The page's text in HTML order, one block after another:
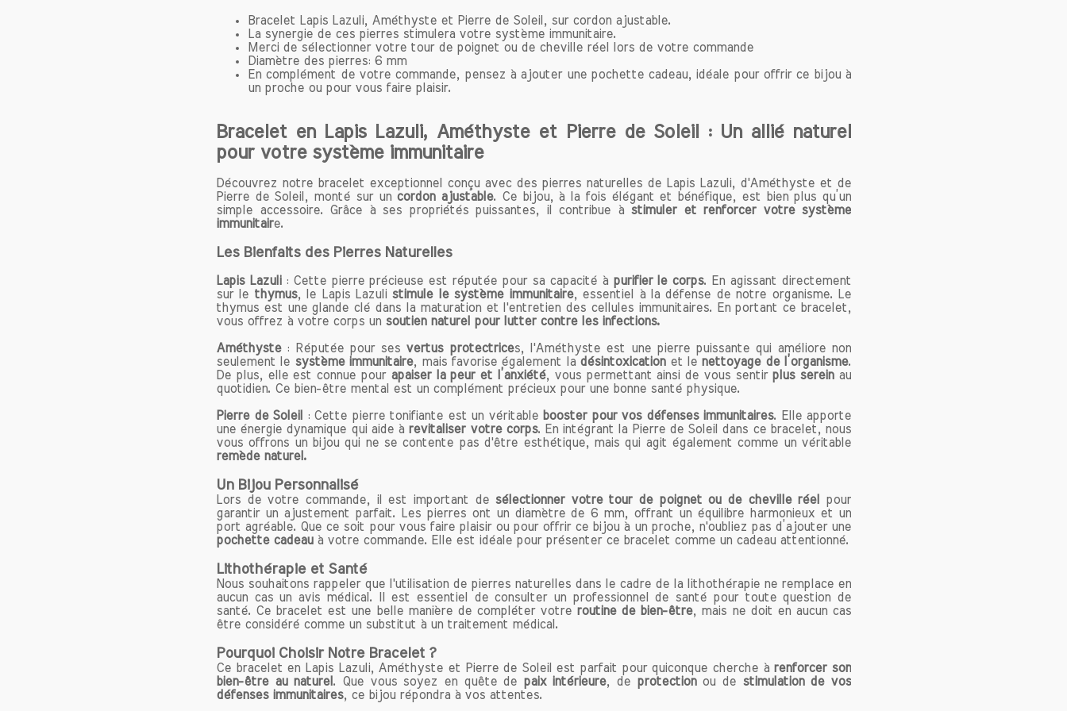
Les chefs-d'œuvre de la Renaissance, notamment les œuvres de
maîtres comme Michel-Ange et Raphaël, témoignent de l'utilisation
du bleu outremer. La valeur du lapis lazuli dépassait alors celle de
l'or, consolidant sa réputation de pierre précieuse d'exception.
Aujourd'hui, dans le domaine de l'art, le lapis lazuli continue
pour son esthétique unique, mais aussi pour sa signification
historique et spirituelle.
également reconnu pour ses vertus en lithothérapie. Cette pratique,
qui repose sur l'utilisation de pierres pour favoriser le bien-être
physique et émotionnel, valorise le lapis lazuli pour ses propriétés
stress, l'amélioration de la communication et l'intensification de
l'intuition. De nombreuses personnes croient que le lapis lazuli est
une pierre de sagesse, capable d'élever la conscience et
d'encourager l'harmonie intérieure.
De nos jours, le lapis lazuli est toujours très prisé, tant par les
collectionneurs de pierres précieuses que par ceux qui s'intéressent
aux pratiques spirituelles et à la lithothérapie. La demande continue
pour cette pierre a conduit à une variété d'applications, allant des
bijoux modernes aux objets décoratifs, tout en préservant son
héritage historique et culturel.
En conclusion, le lapis lazuli est une pierre précieuse dont la beauté
profondément ancrées dans l'histoire et son utilisation variée au fil
des âges, elle reste un symbole de richesse, de sagesse et de
spiritualité. Que ce soit dans l'art, la joaillerie ou comme outil de
bien-être, le lapis lazuli continue d'enchanter et d'inspirer ceux qui le
découvrent. Pour en savoir plus sur cette pierre fascinante,
n'hésitez pas à explorer davantage ses nombreuses facettes et ses
applications dans notre monde contemporain.
Origine et Composition du Lapis Lazuli
lui confère sa couleur bleu profond. Cette pierre peut également
contenir d'autres minéraux tels que la calcite, la pyrite et le sodalite,
ce qui lui donne des nuances dorées et blanches, créant un
Bracelet Lapis Lazuli, Améthyste et Pierre de Soleil, sur cordon ajustable.
La synergie de ces pierres stimulera votre système immunitaire.
Merci de sélectionner votre tour de poignet ou de cheville réel lors de votre commande
Diamètre des pierres: 6 mm
En complément de votre commande, pensez à ajouter une pochette cadeau, idéale pour offrir ce bijou à
un proche ou pour vous faire plaisir.
Bracelet en Lapis Lazuli, Améthyste et Pierre de Soleil : Un allié naturel
pour votre système immunitaire
Découvrez notre bracelet exceptionnel conçu avec des pierres naturelles de Lapis Lazuli, d'Améthyste et de
Pierre de Soleil, monté sur un cordon ajustable. Ce bijou, à la fois élégant et bénéfique, est bien plus qu’un
simple accessoire. Grâce à ses propriétés puissantes, il contribue à stimuler et renforcer votre système
immunitaire.
Les Bienfaits des Pierres Naturelles
Lapis Lazuli: Cette pierre précieuse est réputée pour sa capacité à purifier le corps. En agissant directement
sur le thymus, le Lapis Lazuli stimule le système immunitaire, essentiel à la défense de notre organisme. Le
thymus est une glande clé dans la maturation et l'entretien des cellules immunitaires. En portant ce bracelet,
vous offrez à votre corps un soutien naturel pour lutter contre les infections.
Améthyste: Réputée pour ses vertus protectrices, l'Améthyste est une pierre puissante qui améliore non
seulement le système immunitaire, mais favorise également la désintoxication et le nettoyage de l’organisme.
De plus, elle est connue pour apaiser la peur et l’anxiété, vous permettant ainsi de vous sentir plus serein au
quotidien. Ce bien-être mental est un complément précieux pour une bonne santé physique.
Pierre de Soleil : Cette pierre tonifiante est un véritable booster pour vos défenses immunitaires. Elle apporte
une énergie dynamique qui aide à revitaliser votre corps. En intégrant la Pierre de Soleil dans ce bracelet, nous
vous offrons un bijou qui ne se contente pas d'être esthétique, mais qui agit également comme un véritable
remède naturel.
Un Bijou Personnalisé
Lors de votre commande, il est important de sélectionner votre tour de poignet ou de cheville réel pour
garantir un ajustement parfait. Les pierres ont un diamètre de 6 mm, offrant un équilibre harmonieux et un
port agréable. Que ce soit pour vous faire plaisir ou pour offrir ce bijou à un proche, n'oubliez pas d’ajouter une
pochette cadeauà votre commande. Elle est idéale pour présenter ce bracelet comme un cadeau attentionné.
Lithothérapie et Santé
Nous souhaitons rappeler que l'utilisation de pierres naturelles dans le cadre de la lithothérapie ne remplace en
aucun cas un avis médical. Il est essentiel de consulter un professionnel de santé pour toute question de
santé. Ce bracelet est une belle manière de compléter votre routine de bien-être, mais ne doit en aucun cas
être considéré comme un substitut à un traitement médical.
Pourquoi Choisir Notre Bracelet ?
Ce bracelet en Lapis Lazuli, Améthyste et Pierre de Soleil est parfait pour quiconque cherche à renforcer son
bien-être au naturel . Que vous soyez en quête de paix intérieure, de protectionou de stimulation de vos
défenses immunitaires, ce bijou répondra à vos attentes.